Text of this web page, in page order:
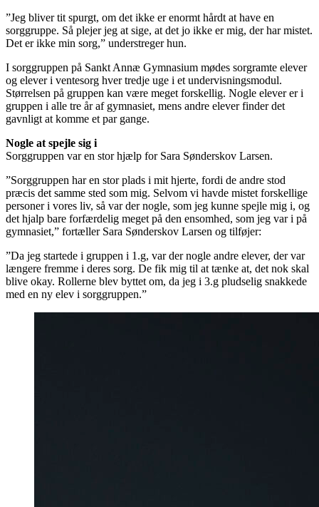
”Jeg bliver tit spurgt, om det ikke er enormt hårdt at have en
sorggruppe. Så plejer jeg at sige, at det jo ikke er mig, der har mistet.
Det er ikke min sorg,” understreger hun.
I sorggruppen på Sankt Annæ Gymnasium mødes sorgramte elever
og elever i ventesorg hver tredje uge i et undervisningsmodul.
Størrelsen på gruppen kan være meget forskellig. Nogle elever er i
gruppen i alle tre år af gymnasiet, mens andre elever finder det
gavnligt at komme et par gange.
Nogle at spejle sig i
Sorggruppen var en stor hjælp for Sara Sønderskov Larsen.
”Sorggruppen har en stor plads i mit hjerte, fordi de andre stod
præcis det samme sted som mig. Selvom vi havde mistet forskellige
personer i vores liv, så var der nogle, som jeg kunne spejle mig i, og
det hjalp bare forfærdelig meget på den ensomhed, som jeg var i på
gymnasiet,” fortæller Sara Sønderskov Larsen og tilføjer:
”Da jeg startede i gruppen i 1.g, var der nogle andre elever, der var
længere fremme i deres sorg. De fik mig til at tænke at, det nok skal
blive okay. Rollerne blev byttet om, da jeg i 3.g pludselig snakkede
med en ny elev i sorggruppen.”